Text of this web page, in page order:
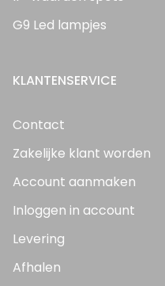
G9 Led lampjes
KLANTENSERVICE
Contact
Zakelijke klant worden
Account aanmaken
Inloggen in account
Levering
Afhalen